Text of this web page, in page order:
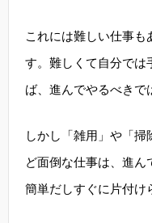
これには難しい仕事も
す。難しくて自分では
ば、進んでやるべきで
しかし「雑用」や「
ど面倒な仕事は、進
簡単だしすぐに片付け